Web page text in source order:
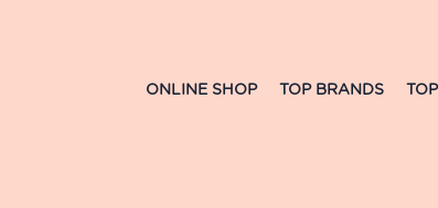
ONLINE SHOP TOP BRANDS